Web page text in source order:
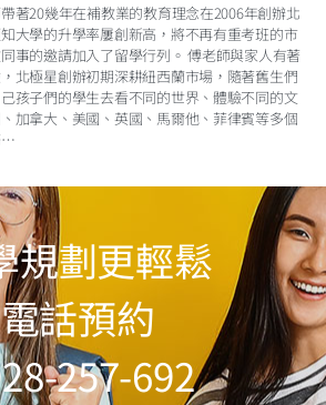
著20幾年在補教業的教育理念在2006年創辦北
大學的升學率屢創新高，將不再有重考班的市
事的邀請加入了留學行列。 傅老師與家人有著
北極星創辦初期深耕紐西蘭市場，隨著舊生們
孩子們的學生去看不同的世界、體驗不同的文
加拿大、美國、英國、馬爾他、菲律賓等多個
…
規劃更輕鬆
電話預約
257-692